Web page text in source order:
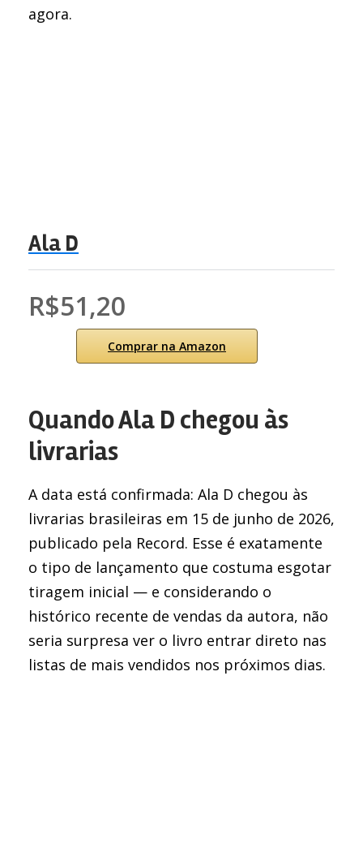
agora.
Ala D
R$51,20
Comprar na Amazon
Quando Ala D chegou às
livrarias
A data está confirmada: Ala D chegou às
livrarias brasileiras em 15 de junho de 2026,
publicado pela Record. Esse é exatamente
o tipo de lançamento que costuma esgotar
tiragem inicial — e considerando o
histórico recente de vendas da autora, não
seria surpresa ver o livro entrar direto nas
listas de mais vendidos nos próximos dias.